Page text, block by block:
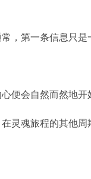
，第一条信息只
便会自然而然地开
灵魂旅程的其他